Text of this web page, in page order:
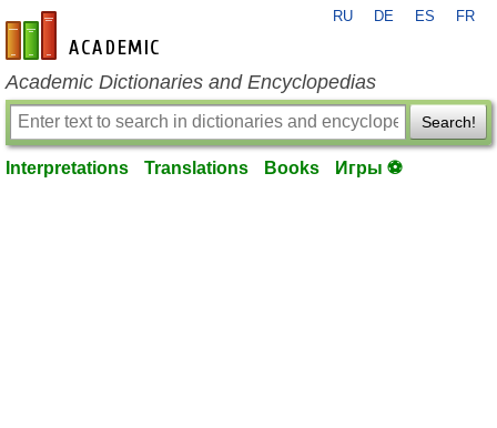
en-academic.com
RU DE ES FR
Academic Dictionaries and Encyclopedias
Search!
Interpretations Translations Books Игры ⚽